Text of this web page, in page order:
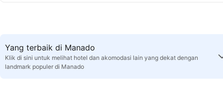
Yang terbaik di Manado
Klik di sini untuk melihat hotel dan akomodasi lain yang dekat dengan
landmark populer di Manado